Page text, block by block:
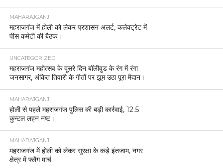
MAHARAJGANJ
महराजगंज में होली को लेकर प्रशासन अलर्ट, कलेक्ट्रेट में
पीस कमेटी की बैठक।
UNCATEGORIZED
महराजगंज महोत्सव के दूसरे दिन बॉलीवुड के रंग में रंगा
जनसागर, अंकित तिवारी के गीतों पर झूम उठा पूरा मैदान।
MAHARAJGANJ
होली से पहले महराजगंज पुलिस की बड़ी कार्रवाई, 12.5
कुन्टल लहन नष्ट।
MAHARAJGANJ
महराजगंज में होली को लेकर सुरक्षा के कड़े इंतजाम, नगर
क्षेत्र में फ्लैग मार्च